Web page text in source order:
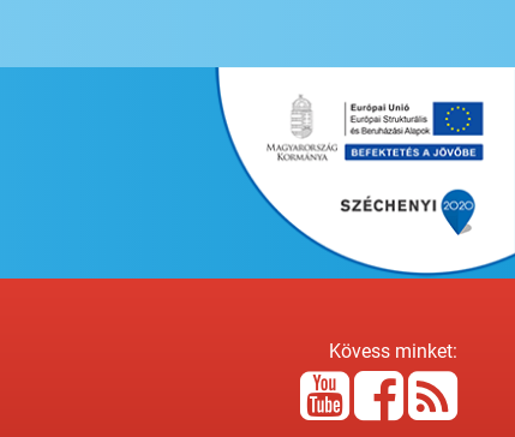
Kövess minket: